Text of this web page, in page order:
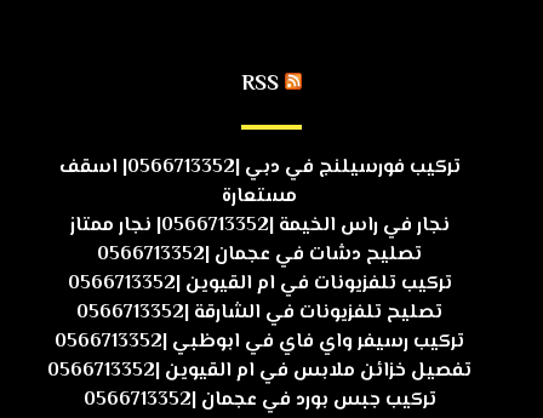
RSS
تركيب فورسيلنج في دبي |0566713352| اسقف
مستعارة
نجار في راس الخيمة |0566713352| نجار ممتاز
تصليح دشات في عجمان |0566713352
تركيب تلفزيونات في ام القيوين |0566713352
تصليح تلفزيونات في الشارقة |0566713352
تركيب رسيفر واي فاي في ابوظبي |0566713352
تفصيل خزائن ملابس في ام القيوين |0566713352
تركيب جبس بورد في عجمان |0566713352